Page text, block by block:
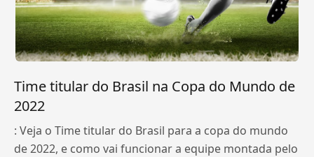
Time titular do Brasil na Copa do Mundo de
2022
: Veja o Time titular do Brasil para a copa do mundo
de 2022, e como vai funcionar a equipe montada pelo